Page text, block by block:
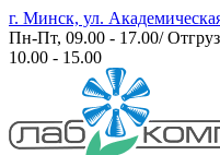
г. Минск, ул.
Пн-Пт, 09.00 - 17.00/
10.00 - 15.00